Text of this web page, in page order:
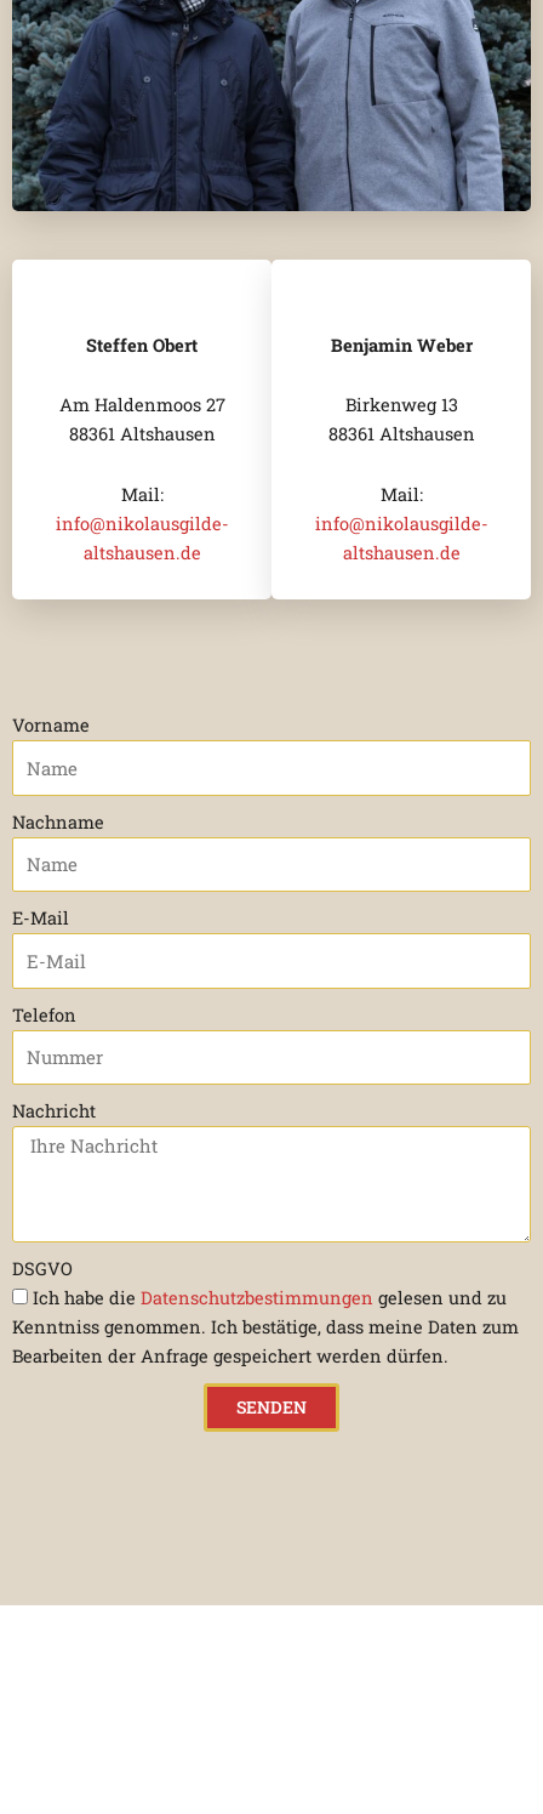
Steffen Obert
Am Haldenmoos 27
88361 Altshausen
Mail:
info@nikolausgilde-
altshausen.de
Benjamin Weber
Birkenweg 13
88361 Altshausen
Mail:
info@nikolausgilde-
altshausen.de
Vorname
Nachname
E-Mail
Telefon
Nachricht
DSGVO
Ich habe die Datenschutzbestimmungen gelesen und zu
Kenntniss genommen. Ich bestätige, dass meine Daten zum
Bearbeiten der Anfrage gespeichert werden dürfen.
SENDEN